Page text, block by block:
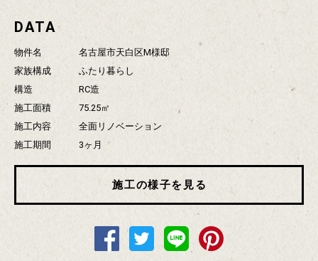
DATA
物件名
名古屋市天白区M様邸
家族構成
ふたり暮らし
構造
RC造
施工面積
75.25㎡
施工内容
全面リノベーション
施工期間
3ヶ月
施工の様子を見る